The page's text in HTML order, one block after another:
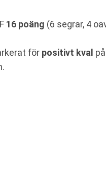
16 poäng (6 segrar, 4
för positivt kval